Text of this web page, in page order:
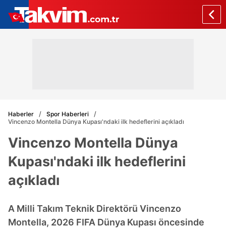
Haberler
Spor Haberleri
Vincenzo Montella Dünya Kupası'ndaki ilk hedeflerini açıkladı
Vincenzo Montella Dünya
Kupası'ndaki ilk hedeflerini
açıkladı
A Milli Takım Teknik Direktörü Vincenzo
Montella, 2026 FIFA Dünya Kupası öncesinde